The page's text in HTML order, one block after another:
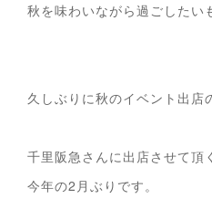
秋を味わいながら過ごしたい
久しぶりに秋のイベント出店
千里阪急さんに出店させて頂
今年の2月ぶりです。